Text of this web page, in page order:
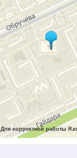
Для корректной работы